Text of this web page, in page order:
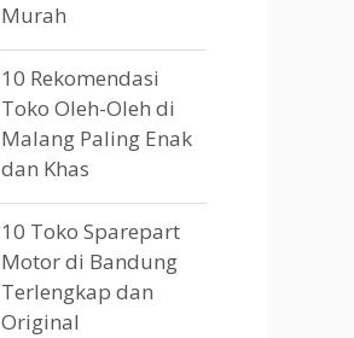
Murah
10 Rekomendasi
Toko Oleh-Oleh di
Malang Paling Enak
dan Khas
10 Toko Sparepart
Motor di Bandung
Terlengkap dan
Original